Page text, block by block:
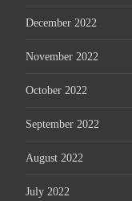
December 2022
November 2022
October 2022
September 2022
August 2022
July 2022